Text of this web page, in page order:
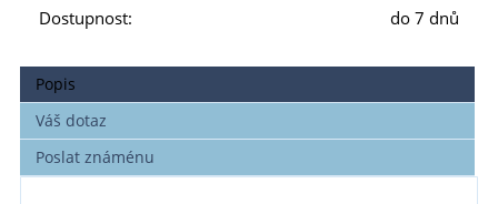
Dostupnost:
do 7 dnů
Popis
Váš dotaz
Poslat známénu